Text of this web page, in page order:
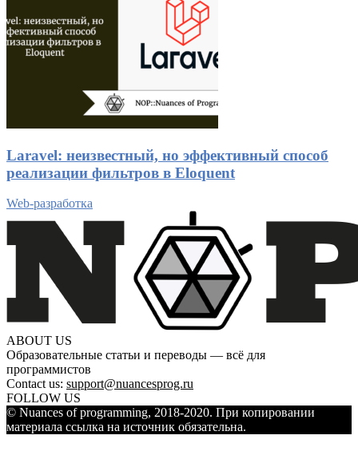
Laravel: неизвестный, но эффективный способ
реализации фильтров в Eloquent
Web-разработка
ABOUT US
Образовательные статьи и переводы — всё для
программистов
Contact us: support@nuancesprog.ru
FOLLOW US
© Nuances of programming, 2018-2020. При копировании
материала ссылка на источник обязательна.